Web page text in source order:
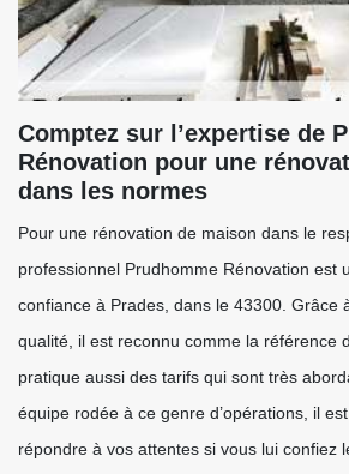
Comptez sur l’expertise de
Rénovation pour une
dans les normes
Pour une rénovation de maison dans le
professionnel Prudhomme Rénovation est
confiance à Prades, dans le 43300. Grâce
qualité, il est reconnu comme la référence
pratique aussi des tarifs qui sont très
équipe rodée à ce genre d’opérations, il
répondre à vos attentes si vous lui confiez